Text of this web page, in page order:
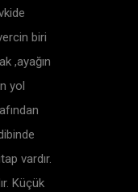
biri
,ayağın
yol
vardır.
Küçük